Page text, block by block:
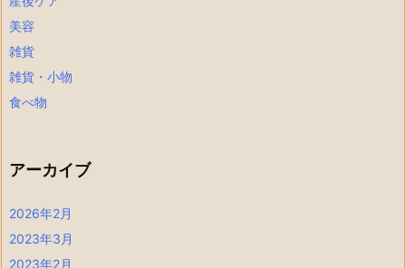
美容
雑貨
雑貨・小物
食べ物
アーカイブ
2026年2月
2023年3月
2023年2月